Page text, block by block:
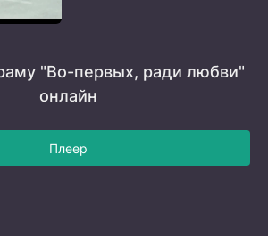
"Во-первых, ради любви"
онлайн
Плеер